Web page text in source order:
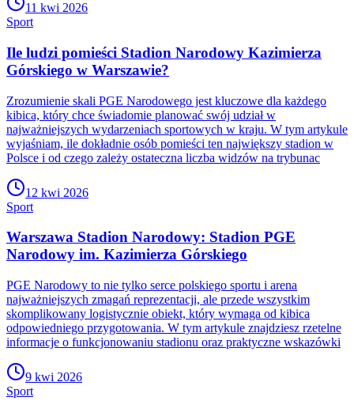
11 kwi 2026
Sport
Ile ludzi pomieści Stadion Narodowy Kazimierza
Górskiego w Warszawie?
Zrozumienie skali PGE Narodowego jest kluczowe dla każdego
kibica, który chce świadomie planować swój udział w
najważniejszych wydarzeniach sportowych w kraju. W tym artykule
wyjaśniam, ile dokładnie osób pomieści ten największy stadion w
Polsce i od czego zależy ostateczna liczba widzów na trybunac
12 kwi 2026
Sport
Warszawa Stadion Narodowy: Stadion PGE
Narodowy im. Kazimierza Górskiego
PGE Narodowy to nie tylko serce polskiego sportu i arena
najważniejszych zmagań reprezentacji, ale przede wszystkim
skomplikowany logistycznie obiekt, który wymaga od kibica
odpowiedniego przygotowania. W tym artykule znajdziesz rzetelne
informacje o funkcjonowaniu stadionu oraz praktyczne wskazówki
9 kwi 2026
Sport